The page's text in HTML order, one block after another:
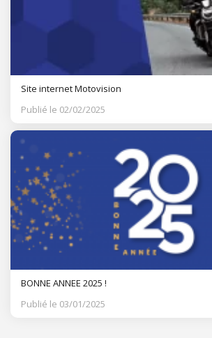
Site internet Motovision
Publié le 02/02/2025
BONNE ANNEE 2025 !
Publié le 03/01/2025